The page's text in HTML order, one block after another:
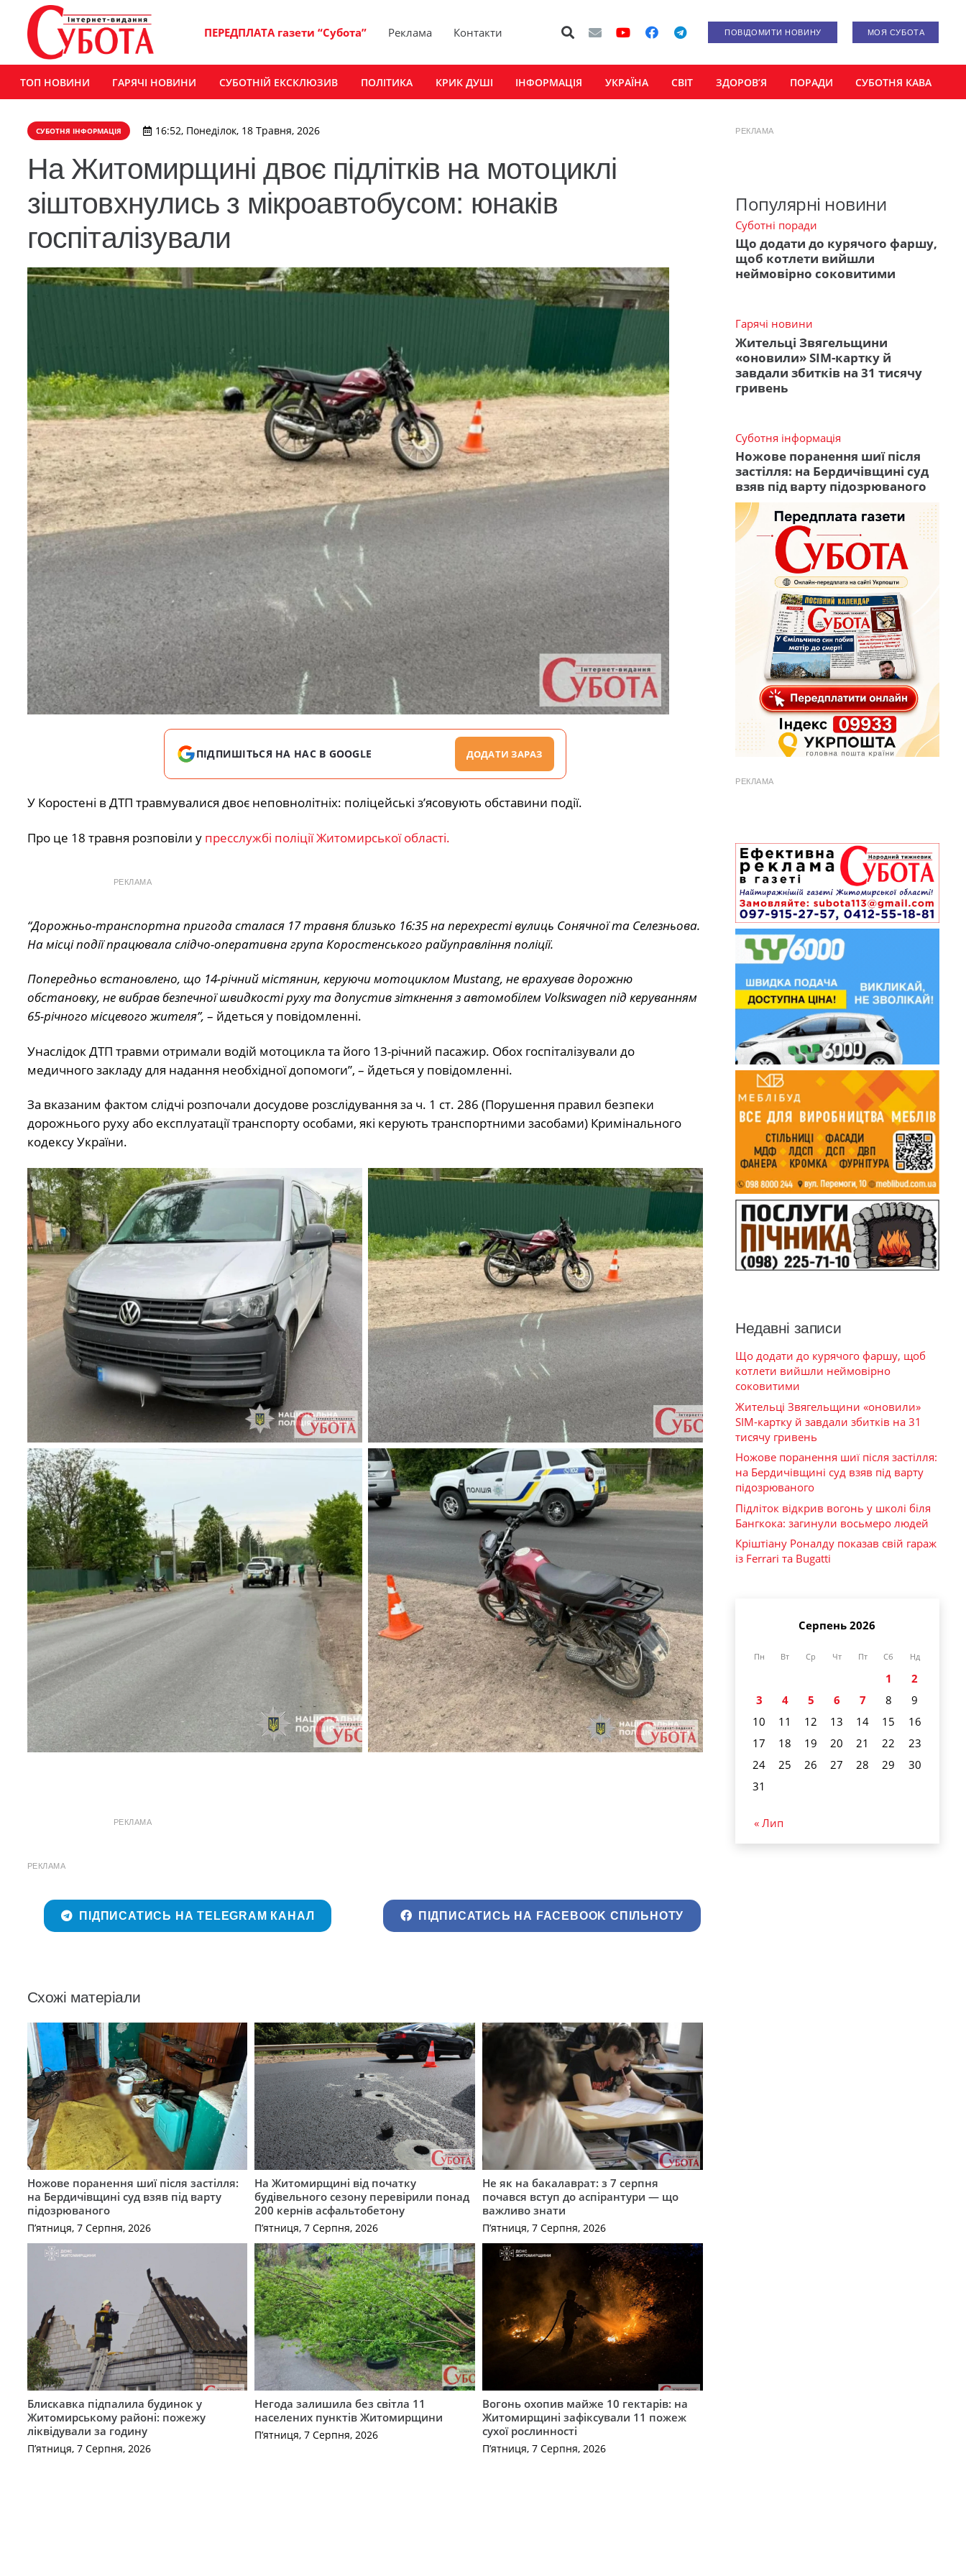
ПЕРЕДПЛАТА газети “Субота” Реклама Контакти ПОВІДОМИТИ НОВИНУ МОЯ СУБОТА
ТОП НОВИНИ ГАРЯЧІ НОВИНИ СУБОТНІЙ ЕКСКЛЮЗИВ ПОЛІТИКА КРИК ДУШІ ІНФОРМАЦІЯ УКРАЇНА СВІТ ЗДОРОВ’Я ПОРАДИ СУБОТНЯ КАВА
СУБОТНЯ ІНФОРМАЦІЯ 16:52, Понеділок, 18 Травня, 2026
На Житомирщині двоє підлітків на мотоциклі
зіштовхнулись з мікроавтобусом: юнаків
госпіталізували
ПІДПИШІТЬСЯ НА НАС В GOOGLE ДОДАТИ ЗАРАЗ
У Коростені в ДТП травмувалися двоє неповнолітніх: поліцейські з’ясовують обставини події.
Про це 18 травня розповіли у пресслужбі поліції Житомирської області.
РЕКЛАМА
“Дорожньо-транспортна пригода сталася 17 травня близько 16:35 на перехресті вулиць Сонячної та Селезньова.
На місці події працювала слідчо-оперативна група Коростенського райуправління поліції.
Попередньо встановлено, що 14-річний містянин, керуючи мотоциклом Mustang, не врахував дорожню
обстановку, не вибрав безпечної швидкості руху та допустив зіткнення з автомобілем Volkswagen під керуванням
65-річного місцевого жителя”, – йдеться у повідомленні.
Унаслідок ДТП травми отримали водій мотоцикла та його 13-річний пасажир. Обох госпіталізували до
медичного закладу для надання необхідної допомоги”, – йдеться у повідомленні.
За вказаним фактом слідчі розпочали досудове розслідування за ч. 1 ст. 286 (Порушення правил безпеки
дорожнього руху або експлуатації транспорту особами, які керують транспортними засобами) Кримінального
кодексу України.
РЕКЛАМА
РЕКЛАМА
ПІДПИСАТИСЬ НА TELEGRAM КАНАЛ ПІДПИСАТИСЬ НА FACEBOOK СПІЛЬНОТУ
Схожі матеріали
Ножове поранення шиї після застілля:
на Бердичівщині суд взяв під варту
підозрюваного
П’ятниця, 7 Серпня, 2026
На Житомирщині від початку
будівельного сезону перевірили понад
200 кернів асфальтобетону
П’ятниця, 7 Серпня, 2026
Не як на бакалаврат: з 7 серпня
почався вступ до аспірантури — що
важливо знати
П’ятниця, 7 Серпня, 2026
Блискавка підпалила будинок у
Житомирському районі: пожежу
ліквідували за годину
П’ятниця, 7 Серпня, 2026
Негода залишила без світла 11
населених пунктів Житомирщини
П’ятниця, 7 Серпня, 2026
Вогонь охопив майже 10 гектарів: на
Житомирщині зафіксували 11 пожеж
сухої рослинності
П’ятниця, 7 Серпня, 2026
РЕКЛАМА
Популярні новини
Суботні поради
Що додати до курячого фаршу,
щоб котлети вийшли
неймовірно соковитими
Гарячі новини
Жительці Звягельщини
«оновили» SIM-картку й
завдали збитків на 31 тисячу
гривень
Суботня інформація
Ножове поранення шиї після
застілля: на Бердичівщині суд
взяв під варту підозрюваного
РЕКЛАМА
Недавні записи
Що додати до курячого фаршу, щоб
котлети вийшли неймовірно
соковитими
Жительці Звягельщини «оновили»
SIM-картку й завдали збитків на 31
тисячу гривень
Ножове поранення шиї після застілля:
на Бердичівщині суд взяв під варту
підозрюваного
Підліток відкрив вогонь у школі біля
Бангкока: загинули восьмеро людей
Кріштіану Роналду показав свій гараж
із Ferrari та Bugatti
Серпень 2026
Пн Вт Ср Чт Пт Сб Нд
1
2
3
4 5 6 7 8
9
10
11 12 13 14 15
16
17
18 19 20 21 22
23
24
25 26 27 28 29
30
31
« Лип